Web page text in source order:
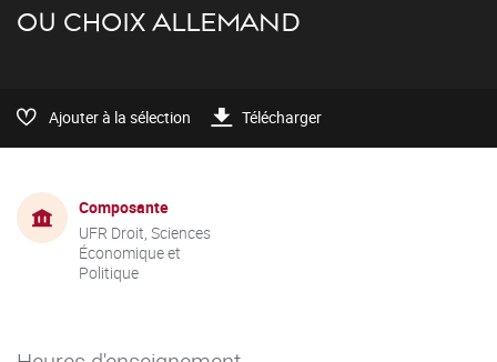
OU CHOIX ALLEMAND
Ajouter à la sélection Télécharger
Composante
UFR Droit, Sciences
Économique et
Politique